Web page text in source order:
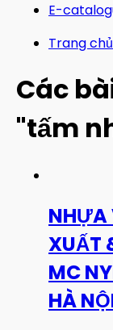
E-
Trang chủ
Các
"tấm
NHỰA
XUẤT
MC
HÀ